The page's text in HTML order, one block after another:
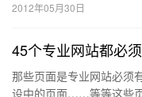
2012年05月30日
45个专业网站都必
那些页面是专业网站必须
设中的页面……等等这些